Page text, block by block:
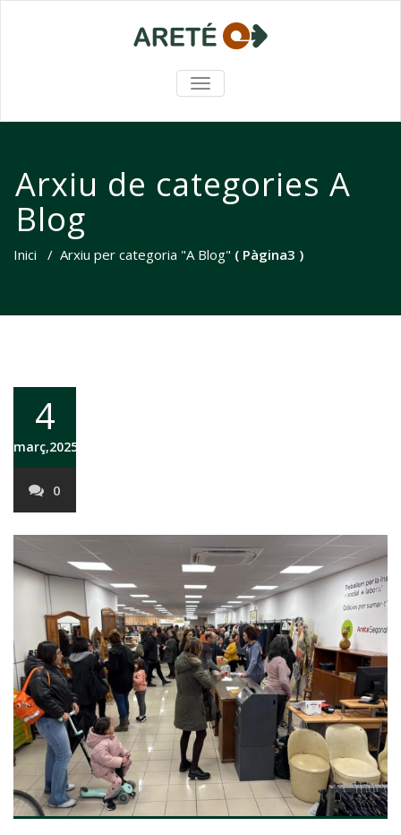
TOGGLE NAVIGATION
Arxiu de categories A
Blog
Inici / Arxiu per categoria "A Blog" ( Pàgina3 )
4
març,2025
0